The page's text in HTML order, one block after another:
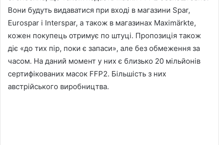
Вони будуть видаватися при вході в магазини Spar,
Eurospar і Interspar, а також в магазинах Maximärkte,
кожен покупець отримує по штуці. Пропозиція також
діє «до тих пір, поки є запаси», але без обмеження за
часом. На даний момент у них є близько 20 мільйонів
сертифікованих масок FFP2. Більшість з них
австрійського виробництва.